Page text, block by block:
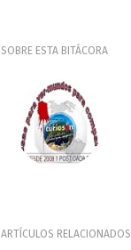
SOBRE ESTA BITÁCORA
ARTÍCULOS RELACIONADOS